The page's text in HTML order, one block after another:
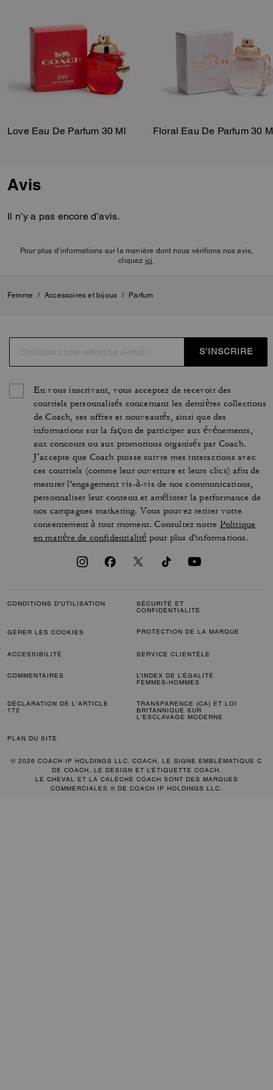
Love Eau De Parfum 30 Ml Floral Eau De Parfum 30
Avis
Il n’y a pas encore d’avis.
Pour plus d’informations sur la manière dont nous vérifions nos avis,
cliquez ici
Femme / Accessoires et bijoux / Parfum
S’INSCRIRE
En vous inscrivant, vous acceptez de recevoir des
courriels personnalisés concernant les dernières collections
de Coach, ses offres et nouveautés, ainsi que des
informations sur la façon de participer aux événements,
aux concours ou aux promotions organisés par Coach.
J’accepte que Coach puisse suivre mes interactions avec
ces courriels (comme leur ouverture et leurs clics) afin de
mesurer l'engagement vis-à-vis de nos communications,
personnaliser leur contenu et améliorer la performance de
nos campagnes marketing. Vous pouvez retirer votre
consentement à tout moment. Consultez notre Politique
en matière de confidentialité pour plus d'informations.
CONDITIONS D'UTILISATION
SÉCURITÉ ET
CONFIDENTIALITÉ
GÉRER LES COOKIES PROTECTION DE LA MARQUE
ACCESSIBILITÉ SERVICE CLIENTÈLE
COMMENTAIRES
L’INDEX DE L’ÉGALITÉ
FEMMES-HOMMES
DÉCLARATION DE L'ARTICLE
172
TRANSPARENCE (CA) ET LOI
BRITANNIQUE SUR
L'ESCLAVAGE MODERNE
PLAN DU SITE
© 2026 COACH IP HOLDINGS LLC. COACH, LE SIGNE EMBLÉMATIQUE C
DE COACH, LE DESIGN ET L’ÉTIQUETTE COACH,
LE CHEVAL ET LA CALÈCHE COACH SONT DES MARQUES
COMMERCIALES ® DE COACH IP HOLDINGS LLC.